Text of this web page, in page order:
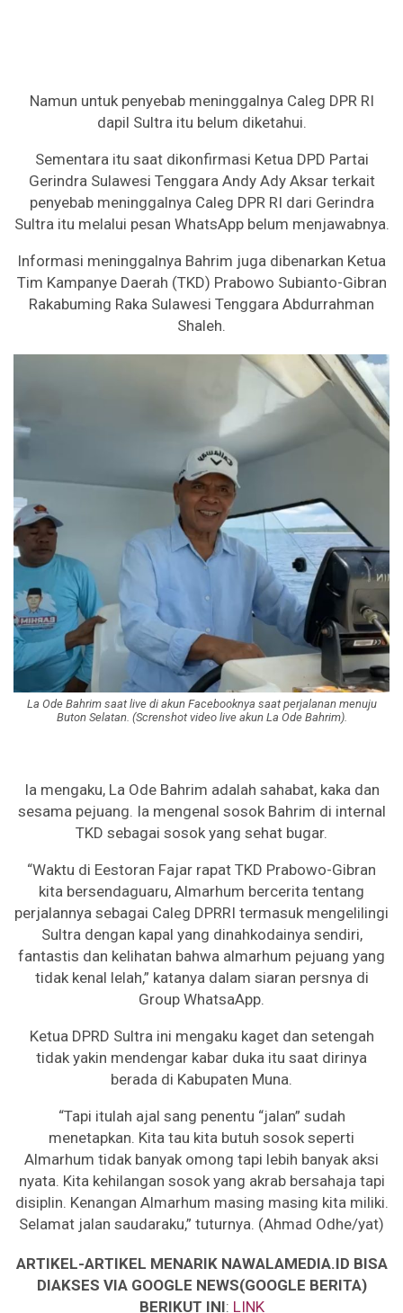
Namun untuk penyebab meninggalnya Caleg DPR RI
dapil Sultra itu belum diketahui.
Sementara itu saat dikonfirmasi Ketua DPD Partai
Gerindra Sulawesi Tenggara Andy Ady Aksar terkait
penyebab meninggalnya Caleg DPR RI dari Gerindra
Sultra itu melalui pesan WhatsApp belum menjawabnya.
Informasi meninggalnya Bahrim juga dibenarkan Ketua
Tim Kampanye Daerah (TKD) Prabowo Subianto-Gibran
Rakabuming Raka Sulawesi Tenggara Abdurrahman
Shaleh.
La Ode Bahrim saat live di akun Facebooknya saat perjalanan menuju
Buton Selatan. (Screnshot video live akun La Ode Bahrim).
Ia mengaku, La Ode Bahrim adalah sahabat, kaka dan
sesama pejuang. Ia mengenal sosok Bahrim di internal
TKD sebagai sosok yang sehat bugar.
“Waktu di Eestoran Fajar rapat TKD Prabowo-Gibran
kita bersendaguaru, Almarhum bercerita tentang
perjalannya sebagai Caleg DPRRI termasuk mengelilingi
Sultra dengan kapal yang dinahkodainya sendiri,
fantastis dan kelihatan bahwa almarhum pejuang yang
tidak kenal lelah,” katanya dalam siaran persnya di
Group WhatsaApp.
Ketua DPRD Sultra ini mengaku kaget dan setengah
tidak yakin mendengar kabar duka itu saat dirinya
berada di Kabupaten Muna.
“Tapi itulah ajal sang penentu “jalan” sudah
menetapkan. Kita tau kita butuh sosok seperti
Almarhum tidak banyak omong tapi lebih banyak aksi
nyata. Kita kehilangan sosok yang akrab bersahaja tapi
disiplin. Kenangan Almarhum masing masing kita miliki.
Selamat jalan saudaraku,” tuturnya. (Ahmad Odhe/yat)
ARTIKEL-ARTIKEL MENARIK NAWALAMEDIA.ID BISA
DIAKSES VIA GOOGLE NEWS(GOOGLE BERITA)
BERIKUT INI: LINK